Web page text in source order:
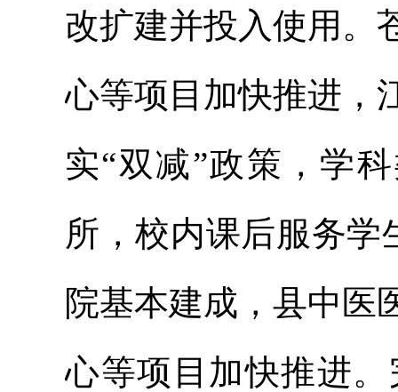
改扩建并投入使用。
心等项目加快推进，
实“双减”政策，学
所，校内课后服务学
院基本建成，县中医
心等项目加快推进